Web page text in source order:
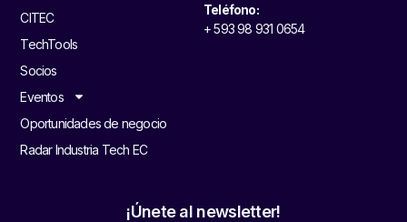
CITEC
TechTools
Socios
Eventos
Oportunidades de negocio
Radar Industria Tech EC
Teléfono:
+ 593 98 931 0654
¡Únete al newsletter!